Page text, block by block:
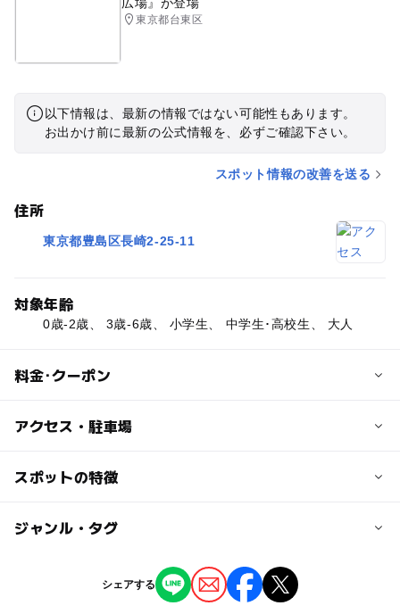
東京都台東区
以下情報は、最新の情報ではない可能性もあります。
お出かけ前に最新の公式情報を、必ずご確認下さい。
スポット情報の改善を送る
住所
東京都豊島区長崎2-25-11
対象年齢
0歳-2歳、 3歳-6歳、 小学生、 中学生･高校生、 大人
料金･クーポン
子供の料金
アクセス・駐車場
交通アクセス
スポットの特徴
駐車場あり ー
ー 託児所
ジャンル・タグ
シェアする